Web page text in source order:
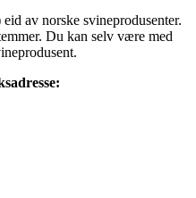
av norske svineprodusenter.
Du kan selv være med